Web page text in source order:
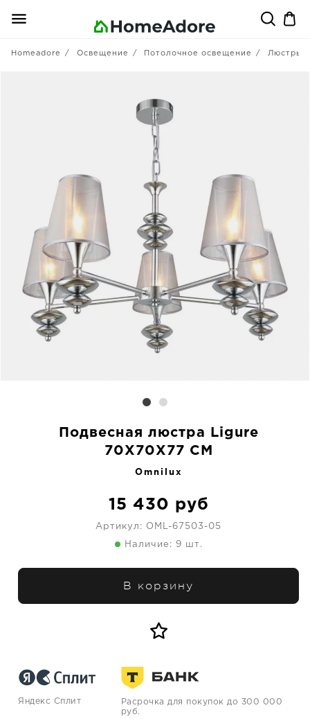
Homeadore Освещение Потолочное освещение Люстры
Подвесная люстра Ligure
70X70X77 CM
Omnilux
15 430 руб
Артикул: OML-67503-05
Наличие: 9 шт.
В корзину
Яндекс Сплит
Расрочка для покупок до 300 000
руб.